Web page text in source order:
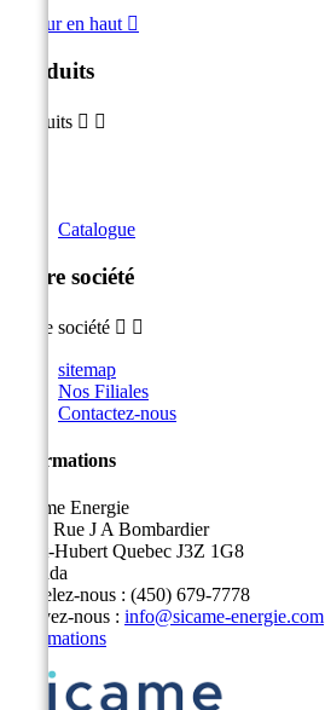
Retour en haut 
Produits
Produits  
Catalogue
Notre société
Notre société  
sitemap
Nos Filiales
Contactez-nous
Informations
Sicame Energie
5400 Rue J A Bombardier
Saint-Hubert Quebec J3Z 1G8
Canada
Appelez-nous : (450) 679-7778
Écrivez-nous : info@sicame-energie.com
Informations